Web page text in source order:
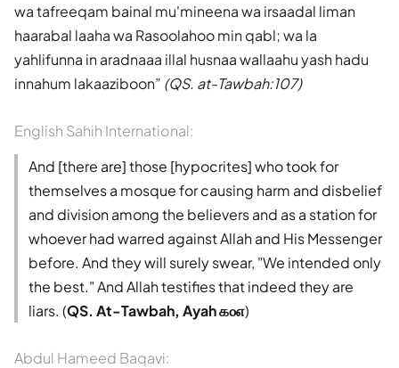
wa tafreeqam bainal mu'mineena wa irsaadal liman
haarabal laaha wa Rasoolahoo min qabl; wa la
yahlifunna in aradnaaa illal husnaa wallaahu yash hadu
innahum lakaaziboon (QS. at-Tawbah:107)
English Sahih International:
And [there are] those [hypocrites] who took for
themselves a mosque for causing harm and disbelief
and division among the believers and as a station for
whoever had warred against Allah and His Messenger
before. And they will surely swear, "We intended only
the best." And Allah testifies that indeed they are
liars. (QS. At-Tawbah, Ayah ௧௦௭)
Abdul Hameed Baqavi: